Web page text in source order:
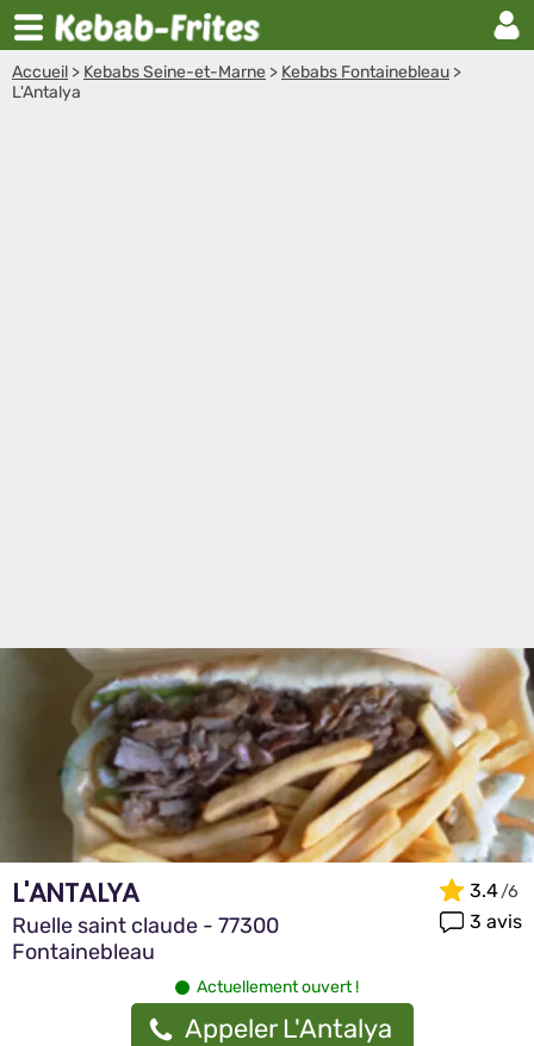
Accueil > Kebabs Seine-et-Marne > Kebabs Fontainebleau >
L'Antalya
L'ANTALYA
Ruelle saint claude - 77300
Fontainebleau
3.4
3 avis
Actuellement ouvert !
Appeler L'Antalya